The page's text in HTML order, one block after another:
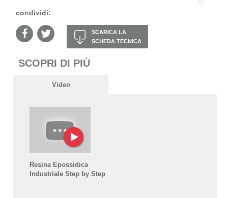
condividi:
SCARICA LA
SCHEDA TECNICA
SCOPRI DI PIÙ
Video
Resina Epossidica
Industriale Step by Step